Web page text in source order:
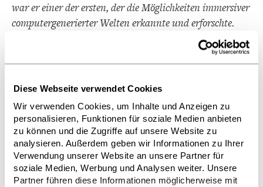
Diese Webseite verwendet Cookies
Wir verwenden Cookies, um Inhalte und Anzeigen zu
personalisieren, Funktionen für soziale Medien anbieten
zu können und die Zugriffe auf unsere Website zu
analysieren. Außerdem geben wir Informationen zu Ihrer
Verwendung unserer Website an unsere Partner für
soziale Medien, Werbung und Analysen weiter. Unsere
Partner führen diese Informationen möglicherweise mit
war er einer der ersten, der die Möglichkeiten immersiver
computergenerierter Welten erkannte und erforschte.
Auch das ist ein bisschen schräg. Jaron Lanier hat nie
an der Universität von Berkeley studiert, er hat
Chatbot auch expliziter nach seiner Kindheit und
seinen Eltern fragen sollen, denn beides ist – wie
wahrscheinlich bei jedem Menschen – entscheidend
für seine Entwicklung und muss hier erwähnt
werden:
Nachdem sie den Holocaust überlebt hatte,